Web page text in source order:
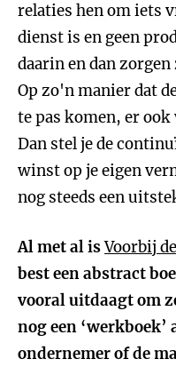
relaties hen om iets
dienst is en geen
daarin en dan
Op zo'n manier dat
te pas komen, er ook
Dan stel je de
winst op je eigen
nog steeds een
Al met al isVoorbij
best een abstract
vooral uitdaagt om
nog een ‘werkboek’
ondernemer of de